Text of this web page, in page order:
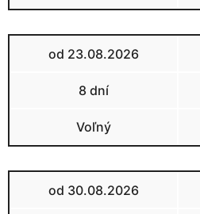
od 23.08.2026
8 dní
Voľný
od 30.08.2026